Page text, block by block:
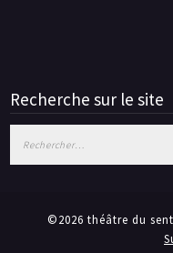
Recherche sur le site
©2026 théâtre du